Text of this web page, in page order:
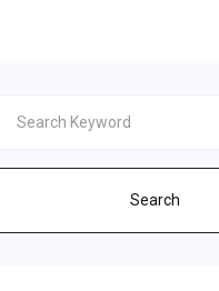
Search